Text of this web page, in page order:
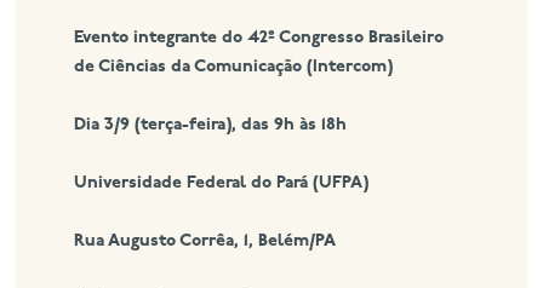
Evento integrante do 42º Congresso Brasileiro
de Ciências da Comunicação (Intercom)
Dia 3/9 (terça-feira), das 9h às 18h
Universidade Federal do Pará (UFPA)
Rua Augusto Corrêa, 1, Belém/PA